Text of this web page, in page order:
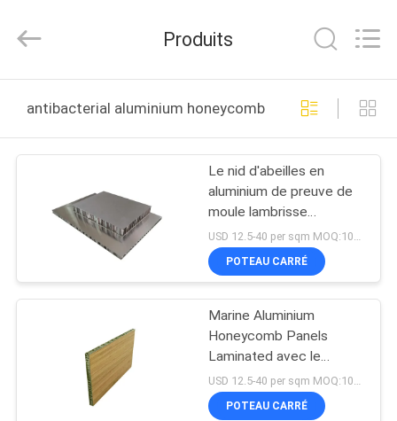
PRODUITS
SUJET
NOUS
D'USINE
Material
Rights
Developed
Produits
antibacterial aluminium honeycomb panels fabrication
Le nid d'abeilles en
aluminium de preuve de
moule lambrisse
l'antibactérien pour le
buffet
USD 12.5-40 per sqm MOQ:100sqm
POTEAU CARRÉ
Marine Aluminium
Honeycomb Panels
Laminated avec le
formica HPL par le film
de fonte chaud de PUR
POTEAU CARRÉ